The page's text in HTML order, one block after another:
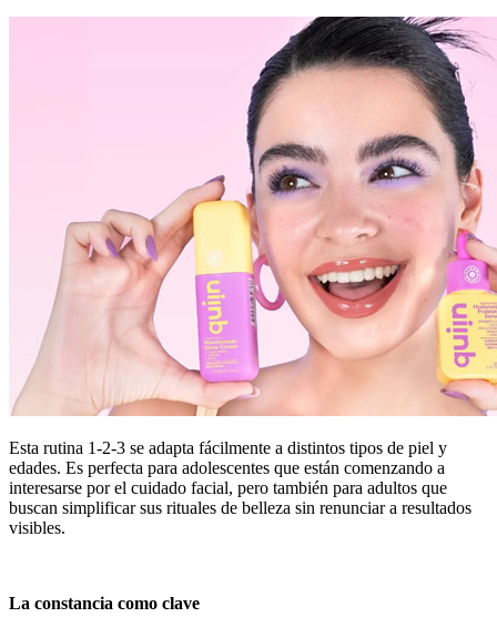
Esta rutina 1-2-3 se adapta fácilmente a distintos tipos de piel y
edades. Es perfecta para adolescentes que están comenzando a
interesarse por el cuidado facial, pero también para adultos que
buscan simplificar sus rituales de belleza sin renunciar a resultados
visibles.
La constancia como clave